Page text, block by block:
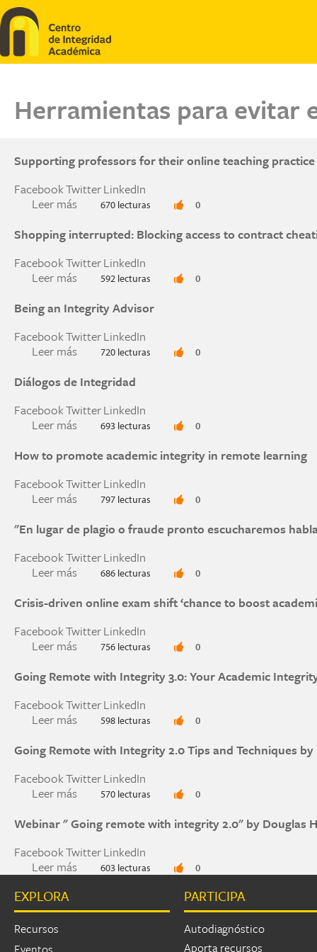
Pasar al contenido principal
Herramientas para evitar
Supporting professors for their online teaching practice
FacebookTwitterLinkedIn
Leer más sobre Supporting professors for their online
670 lecturas 0
Shopping interrupted: Blocking access to contract
FacebookTwitterLinkedIn
Leer más sobre Shopping interrupted: Blocking access
592 lecturas 0
Being an Integrity Advisor
FacebookTwitterLinkedIn
Leer más sobre Being an Integrity Advisor
720 lecturas 0
Diálogos de Integridad
FacebookTwitterLinkedIn
Leer más sobre Diálogos de Integridad
693 lecturas 0
How to promote academic integrity in remote learning
FacebookTwitterLinkedIn
Leer más sobre How to promote academic integrity in
797 lecturas 0
"En lugar de plagio o fraude pronto escucharemos
FacebookTwitterLinkedIn
Leer más sobre "En lugar de plagio o fraude pronto
686 lecturas 0
Crisis-driven online exam shift ‘chance to boost
FacebookTwitterLinkedIn
Leer más sobre Crisis-driven online exam shift ‘chance
756 lecturas 0
Going Remote with Integrity 3.0: Your Academic
FacebookTwitterLinkedIn
Leer más sobre Going Remote with Integrity 3.0: Your
598 lecturas 0
Going Remote with Integrity 2.0 Tips and Techniques
FacebookTwitterLinkedIn
Leer más sobre Going Remote with Integrity 2.0 Tips
570 lecturas 0
Webinar " Going remote with integrity 2.0" by Douglas
FacebookTwitterLinkedIn
Leer más sobre Webinar " Going remote with integrity
603 lecturas 0
Páginas
EXPLORA
Recursos
PARTICIPA
Autodiagnóstico
Aporta recursos